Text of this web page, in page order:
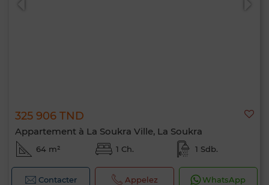
325 906 TND
Appartement à La Soukra Ville, La Soukra
64 m² 1 Ch. 1 Sdb.
Contacter Appelez WhatsApp